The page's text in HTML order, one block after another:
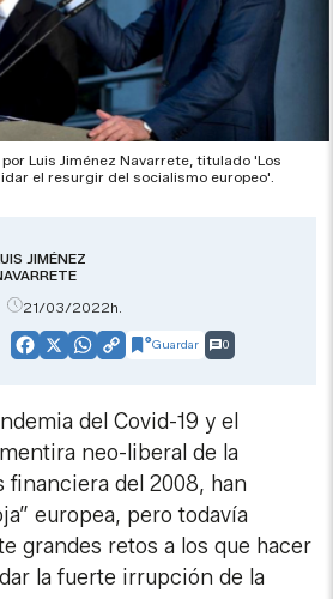
Luis Jiménez Navarrete, titulado 'Los
el resurgir del socialismo europeo'.
JIMÉNEZ
21/03/2022h.
Facebook
X WhatsApp
CopyGuardar 0
del Covid-19 y el
neo-liberal de la
financiera del 2008, han
europea, pero todavía
grandes retos a los que hacer
la fuerte irrupción de la